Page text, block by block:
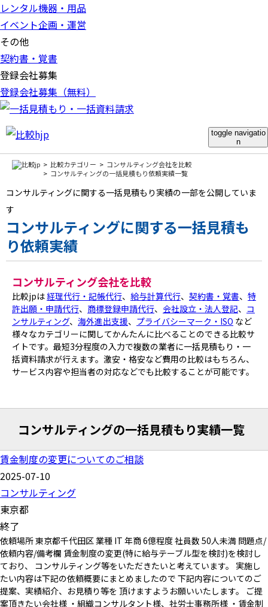
レンタル機器・用品
イベント企画・運営
その他
契約書・覚書
登録会社募集
登録会社募集（無料）
toggle navigatio
n
比較カテゴリー
コンサルティング会社を比較
コンサルティングの一括見積もり依頼実績一覧
コンサルティングに関する一括見積もり実績の一部を公開していま
す
コンサルティングに関する一括見積も
り依頼実績
コンサルティング会社を比較
比較jpは経理代行・記帳代行、 給与計算代行、 契約書・覚書、 特
許出願・申請代行、 商標登録申請代行、 会社設立・法人登記、 コ
ンサルティング、 海外進出支援、 プライバシーマーク・ISO など
様々なカテゴリーに関してかんたんに比べることのできる比較サ
イトです。最短3分程度の入力で複数の業者に一括見積もり・一
括資料請求が行えます。激安・格安など費用の比較はもちろん、
サービス内容や担当者の対応などでも比較することが可能です。
コンサルティングの一括見積もり実績一覧
賃金制度の変更についてのご相談
2025-07-10
コンサルティング
東京都
終了
依頼場所 東京都千代田区 業種 IT 年商 6億程度 社員数 50人未満 問題点/
依頼内容/備考欄 賃金制度の変更(特に給与テーブル型を検討)を検討し
ており、 コンサルティング等をいただきたいと考えています。 実施し
たい内容は下記の依頼概要にまとめましたので 下記内容についてのご
提案、実績紹介、お見積り等を 頂けますようお願いいたします。 ご提
案頂きたい会社様 ・組織コンサルタント様、社労士事務所様 ・賃金制